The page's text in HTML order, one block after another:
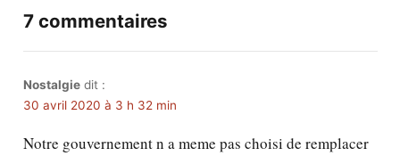
7 commentaires
Nostalgie dit :
30 avril 2020 à 3 h 32 min
Notre gouvernement n a meme pas choisi de remplacer